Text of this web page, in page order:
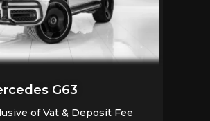
G63
of Vat & Deposit Fee